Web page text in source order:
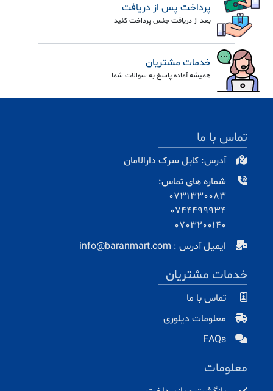
پرداخت پس از دریافت
بعد از دریافت جنس پرداخت کنید
خدمات مشتریان
همیشه آماده پاسخ به سوالات شما
تماس با ما
آدرس: کابل سرک دارالامان
شماره های تماس:
0731330083
0744499934
0703200140
ایمیل آدرس : info@baranmart.com
خدمات مشتریان
تماس با ما
معلومات دیلوری
FAQs
معلومات